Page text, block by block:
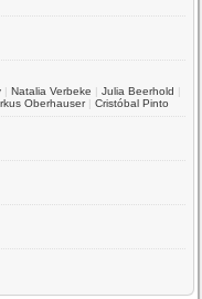
|Natalia Verbeke |Julia Beerhold |
Oberhauser|Cristóbal Pinto